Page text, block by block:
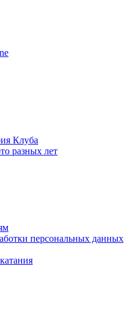
Клуба
разных лет
персональных данных